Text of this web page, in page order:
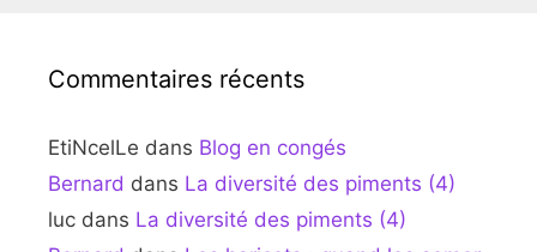
Commentaires récents
EtiNcelLe dans Blog en congés
Bernard dans La diversité des piments (4)
luc dans La diversité des piments (4)